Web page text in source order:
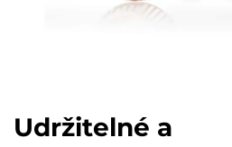
Udržitelné a